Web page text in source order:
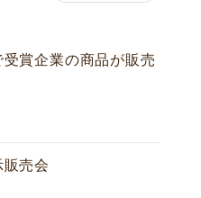
受賞企業の商品が販売
売会